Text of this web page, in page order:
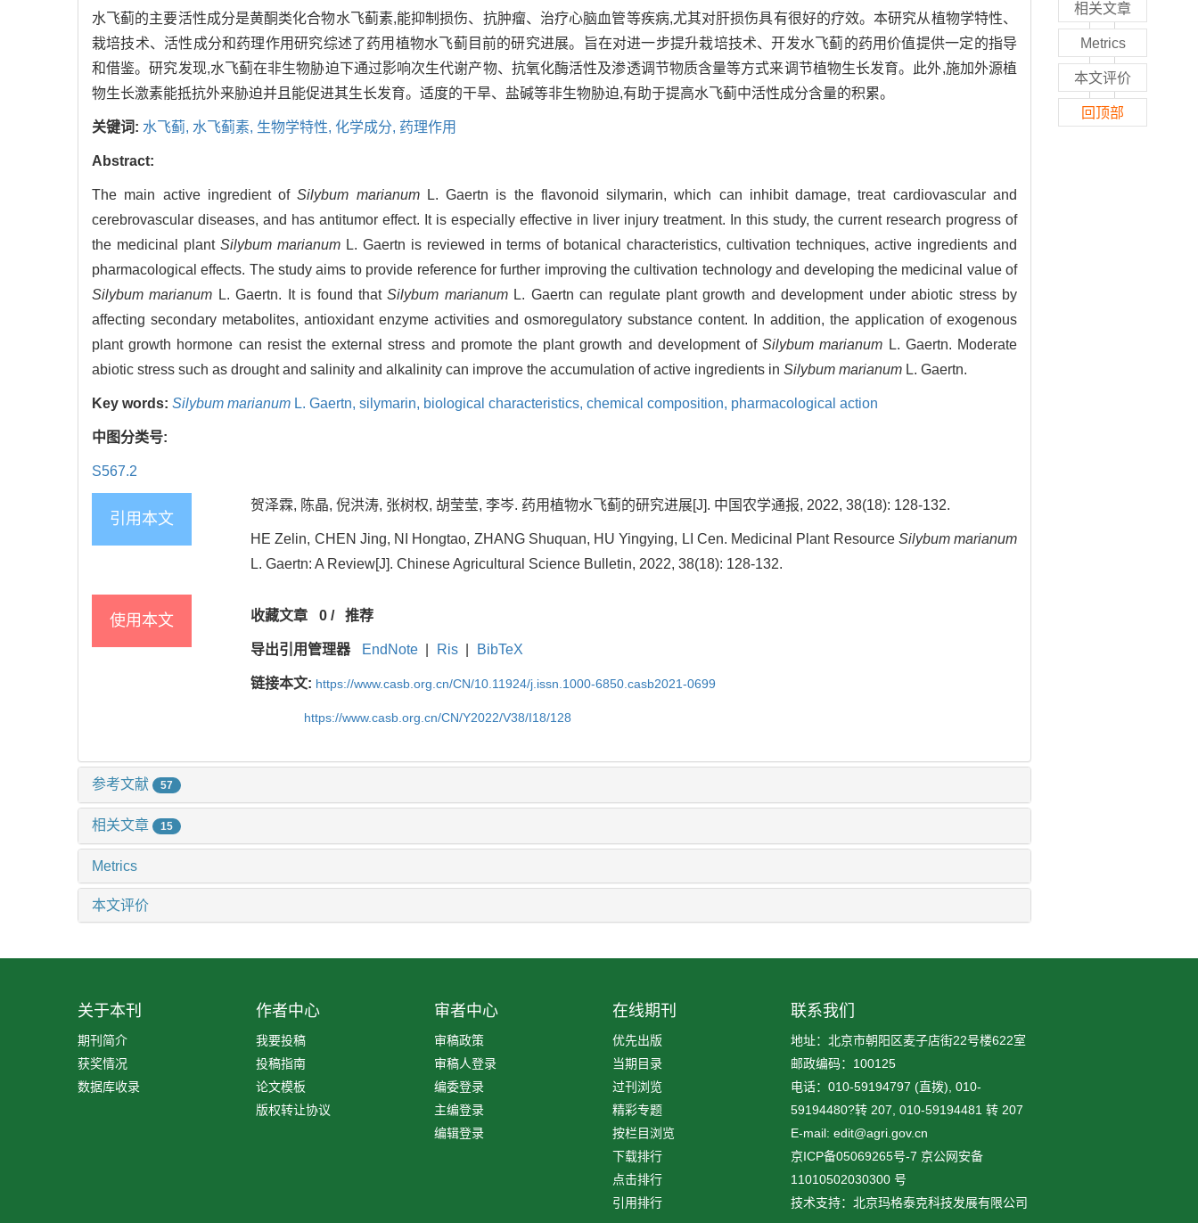
水飞蓟的主要活性成分是黄酮类化合物水飞蓟素,能抑制损伤、抗肿瘤、治疗心脑血管等疾病,尤其对肝损伤具有很好的疗效。本研究从植物学特性、
栽培技术、活性成分和药理作用研究综述了药用植物水飞蓟目前的研究进展。旨在对进一步提升栽培技术、开发水飞蓟的药用价值提供一定的指导
和借鉴。研究发现,水飞蓟在非生物胁迫下通过影响次生代谢产物、抗氧化酶活性及渗透调节物质含量等方式来调节植物生长发育。此外,施加外源植
物生长激素能抵抗外来胁迫并且能促进其生长发育。适度的干旱、盐碱等非生物胁迫,有助于提高水飞蓟中活性成分含量的积累。
关键词: 水飞蓟, 水飞蓟素, 生物学特性, 化学成分, 药理作用
Abstract:
The main active ingredient ofSilybum marianumL. Gaertn is the flavonoid silymarin, which can inhibit damage, treat cardiovascular and
cerebrovascular diseases, and has antitumor effect. It is especially effective in liver injury treatment. In this study, the current research progress of
the medicinal plant Silybum marianumL. Gaertn is reviewed in terms of botanical characteristics, cultivation techniques, active ingredients and
pharmacological effects. The study aims to provide reference for further improving the cultivation technology and developing the medicinal value of
Silybum marianum L. Gaertn. It is found thatSilybum marianumL. Gaertn can regulate plant growth and development under abiotic stress by
affecting secondary metabolites, antioxidant enzyme activities and osmoregulatory substance content. In addition, the application of exogenous
plant growth hormone can resist the external stress and promote the plant growth and development ofSilybum marianum L. Gaertn. Moderate
abiotic stress such as drought and salinity and alkalinity can improve the accumulation of active ingredients in Silybum marianum L. Gaertn.
Key words: Silybum marianum L. Gaertn, silymarin, biological characteristics, chemical composition, pharmacological action
中图分类号:
S567.2
引用本文
贺泽霖, 陈晶, 倪洪涛, 张树权, 胡莹莹, 李岑. 药用植物水飞蓟的研究进展[J]. 中国农学通报, 2022, 38(18): 128-132.
HE Zelin, CHEN Jing, NI Hongtao, ZHANG Shuquan, HU Yingying, LI Cen. Medicinal Plant Resource Silybum marianum
L. Gaertn: A Review[J]. Chinese Agricultural Science Bulletin, 2022, 38(18): 128-132.
使用本文 收藏文章 0/ 推荐
导出引用管理器 EndNote Ris BibTeX
链接本文: https://www.casb.org.cn/CN/10.11924/j.issn.1000-6850.casb2021-0699
https://www.casb.org.cn/CN/Y2022/V38/I18/128
参考文献 57
相关文章 15
Metrics
本文评价
相关文章
Metrics
本文评价
回顶部
关于本刊
期刊简介
获奖情况
数据库收录
作者中心
我要投稿
投稿指南
论文模板
版权转让协议
审者中心
审稿政策
审稿人登录
编委登录
主编登录
编辑登录
在线期刊
优先出版
当期目录
过刊浏览
精彩专题
按栏目浏览
下载排行
点击排行
引用排行
联系我们
地址：北京市朝阳区麦子店街22号楼622室
邮政编码：100125
电话：010-59194797 (直拨), 010-
59194480?转 207, 010-59194481 转 207
E-mail: edit@agri.gov.cn
京ICP备05069265号-7 京公网安备
11010502030300 号
技术支持：北京玛格泰克科技发展有限公司